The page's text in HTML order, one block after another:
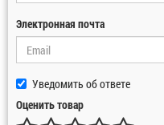
Электронная почта
Уведомить об ответе
Оценить товар